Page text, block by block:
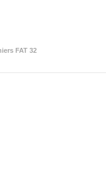
FAT 32